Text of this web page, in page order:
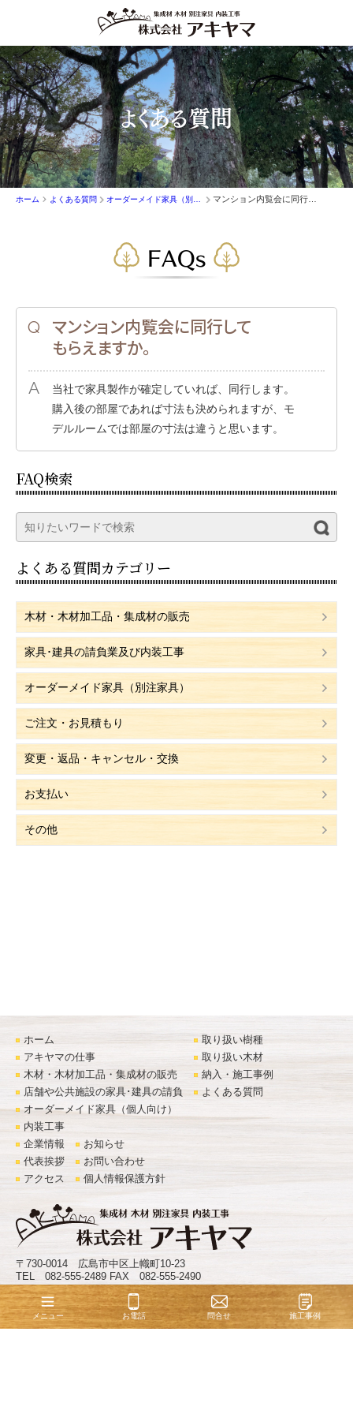
よくある質問
ホーム よくある質問 オーダーメイド家具（別注家具） マンション内覧会に同行してもらえますか。
FAQs
マンション内覧会に同行して
もらえますか。
当社で家具製作が確定していれば、同行します。
購入後の部屋であれば寸法も決められますが、モ
デルルームでは部屋の寸法は違うと思います。
FAQ検索
よくある質問カテゴリー
木材・木材加工品・集成材の販売
家具･建具の請負業及び内装工事
オーダーメイド家具（別注家具）
ご注文・お見積もり
変更・返品・キャンセル・交換
お支払い
その他
ホーム
アキヤマの仕事
木材・木材加工品・集成材の販売
店舗や公共施設の家具･建具の請負
オーダーメイド家具（個人向け）
内装工事
取り扱い樹種
取り扱い木材
納入・施工事例
よくある質問
企業情報
代表挨拶
アクセス
お知らせ
お問い合わせ
個人情報保護方針
〒730-0014 広島市中区上幟町10-23
TEL 082-555-2489 FAX 082-555-2490
© 株式会社アキヤマ . All Rights Reserved.
メニュー お電話 問合せ 施工事例